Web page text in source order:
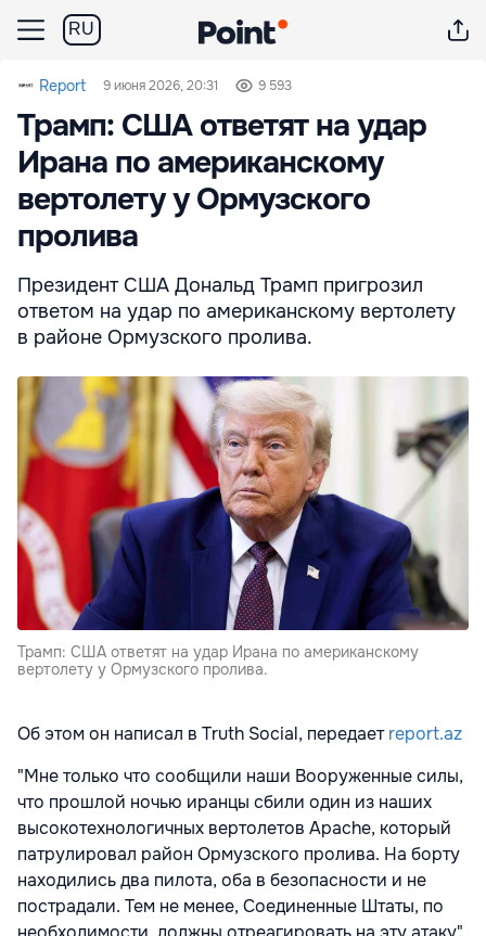
RU
Report 9 июня 2026, 20:31 9 593
Трамп: США ответят на удар
Ирана по американскому
вертолету у Ормузского
пролива
Президент США Дональд Трамп пригрозил
ответом на удар по американскому вертолету
в районе Ормузского пролива.
Трамп: США ответят на удар Ирана по американскому
вертолету у Ормузского пролива.
Об этом он написал в Truth Social, передаетreport.az
"Мне только что сообщили наши Вооруженные силы,
что прошлой ночью иранцы сбили один из наших
высокотехнологичных вертолетов Apache, который
патрулировал район Ормузского пролива. На борту
находились два пилота, оба в безопасности и не
пострадали. Тем не менее, Соединенные Штаты, по